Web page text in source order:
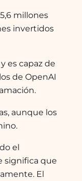
millones
invertidos
es capaz de
de OpenAI
aunque los
el
significa que
El